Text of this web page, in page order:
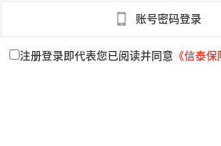
账号密码登录
注册登录即代表您已阅读并同意 《信泰